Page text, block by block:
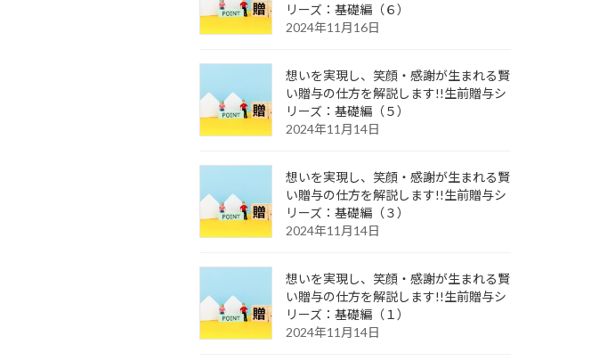
リーズ：基礎編（６）
2024年11月16日
想いを実現し、笑顔・感謝が生まれる賢
い贈与の仕方を解説します!!生前贈与シ
リーズ：基礎編（５）
2024年11月14日
想いを実現し、笑顔・感謝が生まれる賢
い贈与の仕方を解説します!!生前贈与シ
リーズ：基礎編（３）
2024年11月14日
想いを実現し、笑顔・感謝が生まれる賢
い贈与の仕方を解説します!!生前贈与シ
リーズ：基礎編（１）
2024年11月14日